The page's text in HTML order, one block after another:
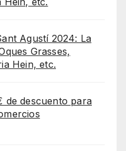
Agustí 2024: La
Grasses,
Hein, etc.
de descuento para